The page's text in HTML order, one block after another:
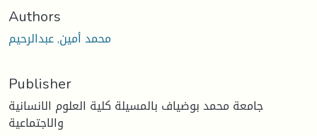
Authors
محمد أمين, عبدالرحيم
Publisher
جامعة محمد بوضياف بالمسيلة كلية العلوم الانسانية
والاجتماعية